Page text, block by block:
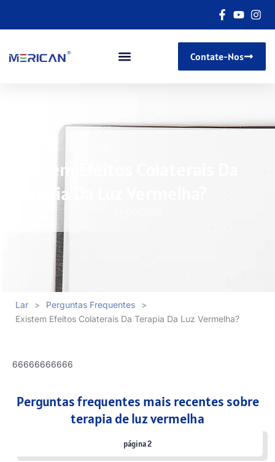
Contate-Nos
Existem Efeitos Colaterais Da
Terapia Da Luz Vermelha?
Lar > Perguntas Frequentes
>
Existem Efeitos Colaterais Da Terapia Da Luz Vermelha?
66666666666
Perguntas frequentes mais recentes sobre
terapia de luz vermelha
página 2